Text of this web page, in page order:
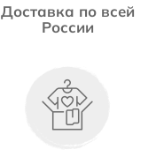
Доставка по всей
России